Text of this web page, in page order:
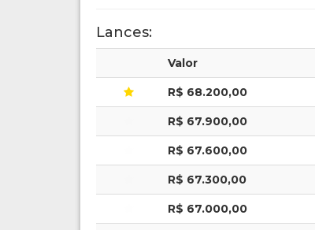
Lances:
Valor
R$ 68.200,00
R$ 67.900,00
R$ 67.600,00
R$ 67.300,00
R$ 67.000,00